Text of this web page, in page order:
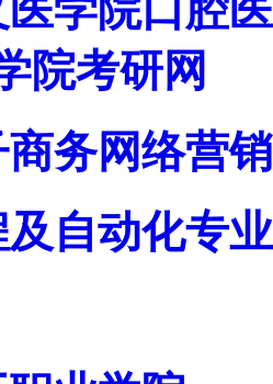
医学院口腔
院考研网
务网络营
自动化专